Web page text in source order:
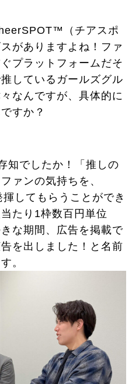
（チアスポ
がありますよね！ファ
プラットフォームだそ
しているガールズグル
なんですが、具体的に
すか？
知でしたか！「推しの
ァンの気持ちを、
してもらうことができ
たり1枠数百円単位
な期間、広告を掲載で
を出しました！と名前
。